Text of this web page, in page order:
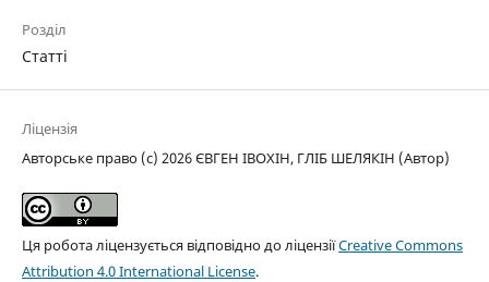
Розділ
Статті
Ліцензія
Авторське право (c) 2026 ЄВГЕН ІВОХІН, ГЛІБ ШЕЛЯКІН (Автор)
Ця робота ліцензується відповідно до ліцензіїCreative Commons
Attribution 4.0 International License.